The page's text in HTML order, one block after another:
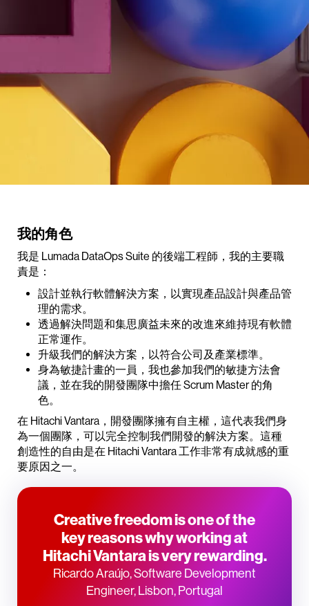
我的角色
我是 Lumada DataOps Suite 的後端工程師，我的主要職
責是：
設計並執行軟體解決方案，以實現產品設計與產品管
理的需求。
透過解決問題和集思廣益未來的改進來維持現有軟體
正常運作。
升級我們的解決方案，以符合公司及產業標準。
身為敏捷計畫的一員，我也參加我們的敏捷方法會
議，並在我的開發團隊中擔任 Scrum Master 的角
色。
在 Hitachi Vantara，開發團隊擁有自主權，這代表我們身
為一個團隊，可以完全控制我們開發的解決方案。這種
創造性的自由是在 Hitachi Vantara 工作非常有成就感的重
要原因之一。
Creative freedom is one of the
key reasons why working at
Hitachi Vantara is very rewarding.
Ricardo Araújo, Software Development
Engineer, Lisbon, Portugal